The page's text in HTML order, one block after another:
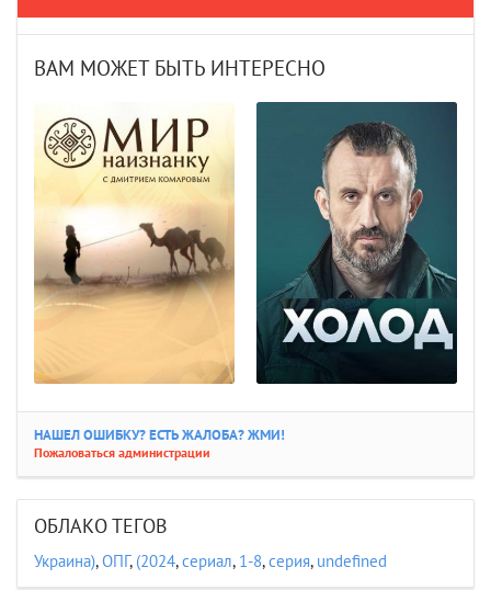
ВАМ МОЖЕТ БЫТЬ ИНТЕРЕСНО
НАШЕЛ ОШИБКУ? ЕСТЬ ЖАЛОБА? ЖМИ!
Пожаловаться администрации
ОБЛАКО ТЕГОВ
Украина),ОПГ, (2024,сериал, 1-8,серия, undefined